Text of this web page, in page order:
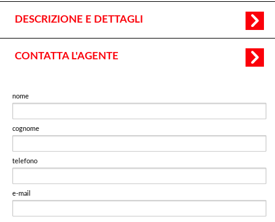
DESCRIZIONE E DETTAGLI
CONTATTA L'AGENTE
nome
cognome
telefono
e-mail